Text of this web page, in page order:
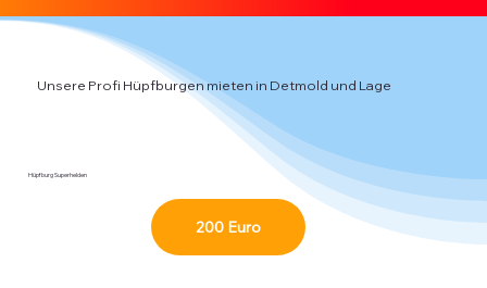
Unsere Profi Hüpfburgen mieten in Detmold und Lage
Hüpfburg Superhelden
200 Euro